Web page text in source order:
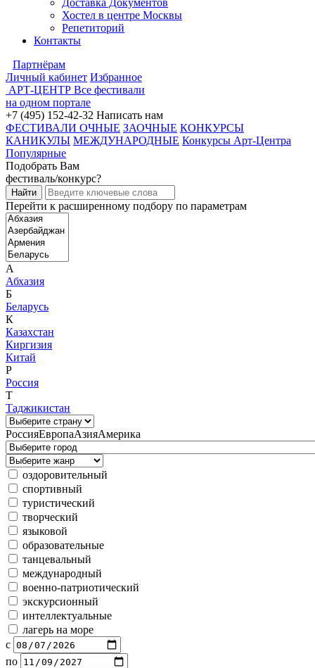
Доставка Документов
Хостел в центре Москвы
Репетиторий
Контакты
Партнёрам
Личный кабинет Избранное
АРТ-ЦЕНТР Все фестивали
на одном портале
+7 (495) 152-42-32 Написать нам
ФЕСТИВАЛИ ОЧНЫЕ ЗАОЧНЫЕ КОНКУРСЫ
КАНИКУЛЫ МЕЖДУНАРОДНЫЕ Конкурсы Арт-Центра
Популярные
Подобрать Вам
фестиваль/конкурс?
Перейти к расширенному подбору по параметрам
А
Абхазия
Б
Беларусь
К
Казахстан
Киргизия
Китай
Р
Россия
Т
Таджикистан
РоссияЕвропаАзияАмерика
оздоровительный
спортивный
туристический
творческий
языковой
образовательные
танцевальный
международный
военно-патриотический
экскурсионный
интеллектуальные
лагерь на море
с
по